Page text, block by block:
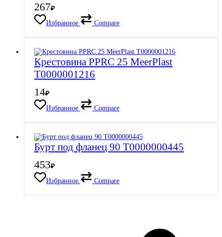
267₽
Избранное
Compare
Крестовина PPRC 25 MeerPlast
Т0000001216
14₽
Избранное
Compare
Бурт под фланец 90 Т0000000445
453₽
Избранное
Compare